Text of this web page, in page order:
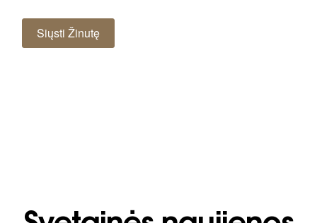
Siųsti Žinutę